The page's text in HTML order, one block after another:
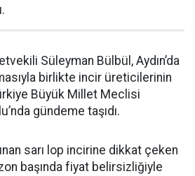
Süleyman Bülbül, Aydın’da
birlikte incir üreticilerinin
Büyük Millet Meclisi
gündeme taşıdı.
sarı lop incirine dikkat çeken
başında fiyat belirsizliğiyle